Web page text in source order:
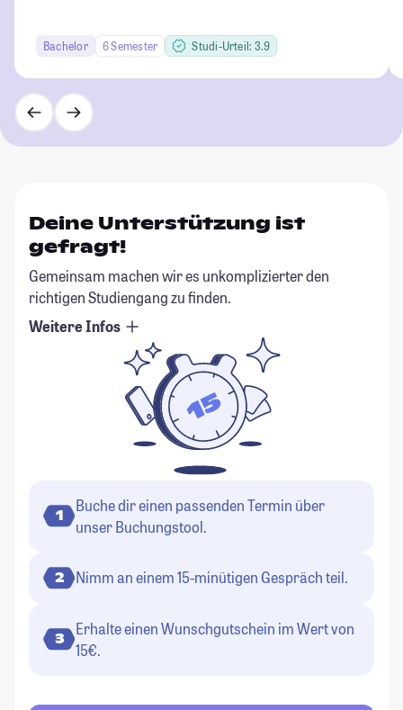
Bachelor 6 Semester Studi-Urteil: 3.9
Deine Unterstützung ist
gefragt!
Gemeinsam machen wir es unkomplizierter den
richtigen Studiengang zu finden.
Weitere Infos
1
Buche dir einen passenden Termin über
unser Buchungstool.
2 Nimm an einem 15-minütigen Gespräch teil.
3
Erhalte einen Wunschgutschein im Wert von
15€.